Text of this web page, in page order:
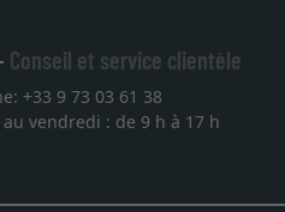
Conseil et service clientèle
+33 9 73 03 61 38